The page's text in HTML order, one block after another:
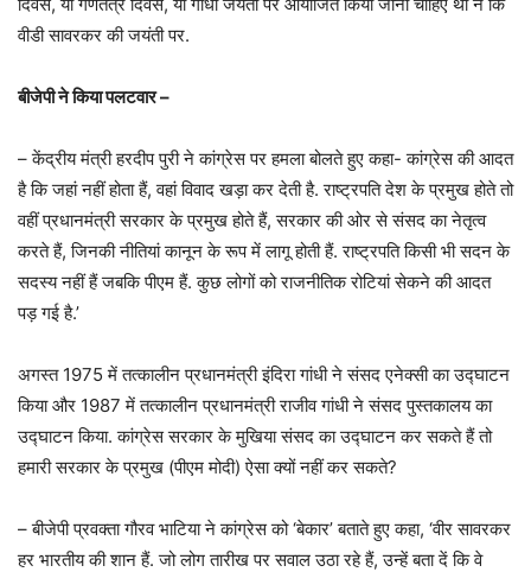
वीडी सावरकर की जयंती पर.
​बीजेपी ने किया पलटवार –
– केंद्रीय मंत्री हरदीप पुरी ने कांग्रेस पर हमला बोलते हुए कहा- कांग्रेस की आदत
है कि जहां नहीं होता हैं, वहां विवाद खड़ा कर देती है. राष्ट्रपति देश के प्रमुख होते तो
वहीं प्रधानमंत्री सरकार के प्रमुख होते हैं, सरकार की ओर से संसद का नेतृत्व
करते हैं, जिनकी नीतियां कानून के रूप में लागू होती हैं. राष्ट्रपति किसी भी सदन के
सदस्य नहीं हैं जबकि पीएम हैं. कुछ लोगों को राजनीतिक रोटियां सेकने की आदत
पड़ गई है.’
अगस्त 1975 में तत्कालीन प्रधानमंत्री इंदिरा गांधी ने संसद एनेक्सी का उद्घाटन
किया और 1987 में तत्कालीन प्रधानमंत्री राजीव गांधी ने संसद पुस्तकालय का
उद्घाटन किया. कांग्रेस सरकार के मुखिया संसद का उद्घाटन कर सकते हैं तो
हमारी सरकार के प्रमुख (पीएम मोदी) ऐसा क्यों नहीं कर सकते?
– बीजेपी प्रवक्ता गौरव भाटिया ने कांग्रेस को ‘बेकार’ बताते हुए कहा, ‘वीर सावरकर
हर भारतीय की शान हैं. जो लोग तारीख पर सवाल उठा रहे हैं, उन्हें बता दें कि वे